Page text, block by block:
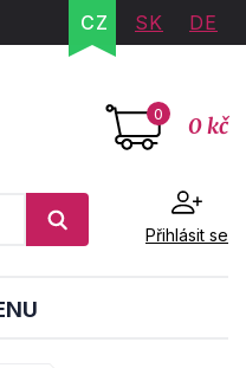
CZ SK DE
0 0 kč
Přihlásit se